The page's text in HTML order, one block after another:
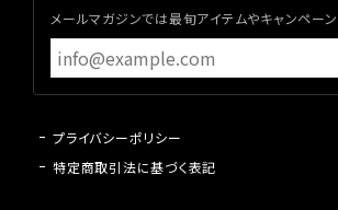
メールマガジンでは最旬アイテムやキャンペー
プライバシーポリシー
特定商取引法に基づく表記